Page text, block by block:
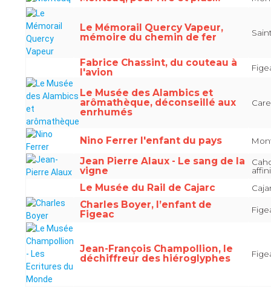
Le Mémorail Quercy Vapeur,
mémoire du chemin de fer
Fabrice Chassint, du couteau à
l'avion
Le Musée des Alambics et
arômathèque, déconseillé aux
enrhumés
Nino Ferrer l'enfant du pays
Jean Pierre Alaux - Le sang de la
vigne
Le Musée du Rail de Cajarc
Charles Boyer, l’enfant de
Figeac
Jean-François Champollion, le
déchiffreur des hiéroglyphes